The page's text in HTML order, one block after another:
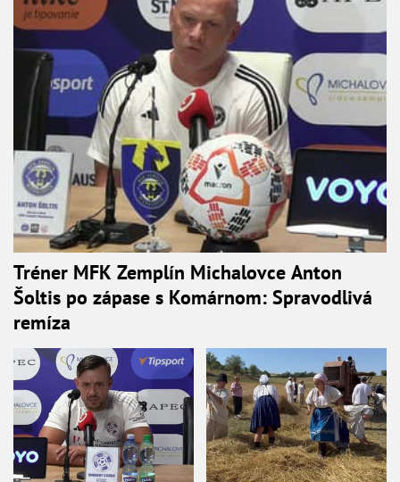
Tréner MFK Zemplín Michalovce Anton
Šoltis po zápase s Komárnom: Spravodlivá
remíza